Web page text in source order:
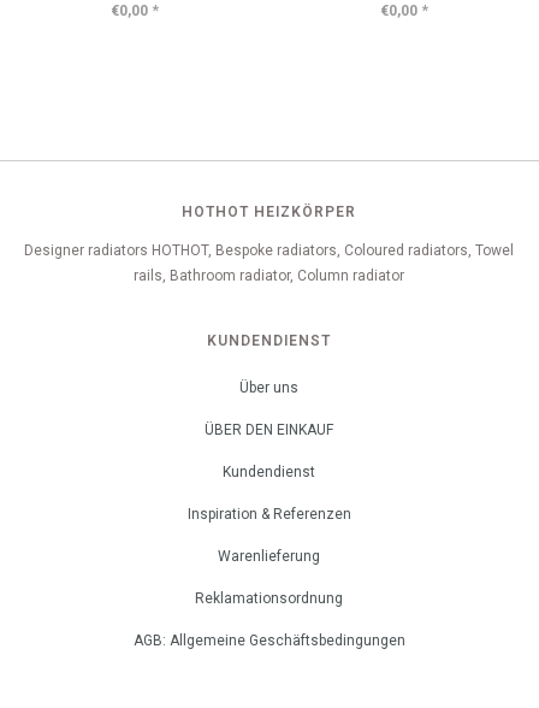
€0,00 * €0,00 *
HOTHOT HEIZKÖRPER
Designer radiators HOTHOT, Bespoke radiators, Coloured radiators, Towel
rails, Bathroom radiator, Column radiator
KUNDENDIENST
Über uns
ÜBER DEN EINKAUF
Kundendienst
Inspiration & Referenzen
Warenlieferung
Reklamationsordnung
AGB: Allgemeine Geschäftsbedingungen